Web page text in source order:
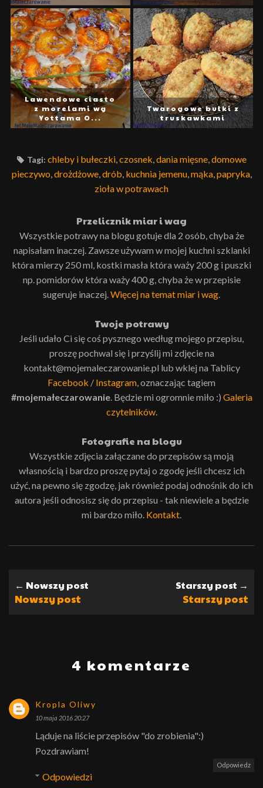
Lawendowe ciasto
z morelami wg
Yottama O...
Twarogowe bułki z
truskawkami
Tagi: chleby i bułeczki,czosnek,dania mięsne,domowe
pieczywo,drożdżowe,drób, kuchnia jemenu,mąka,papryka,
zioła w potrawach
Przelicznik miar i wag
Wszystkie potrawy na blogu gotuje dla 2 osób, chyba że
napisałam inaczej. Zawsze używam w mojej kuchni szklanki
która mierzy 250 ml, kostki masła która waży 200 g i puszki
np. pomidorów która waży 400 g, chyba że w przepisie
sugeruje inaczej.Więcej na temat miar i wag.
Twoje potrawy
Jeśli udało Ci się coś pysznego według mojego przepisu,
proszę pochwal się i przyślij mi zdjęcie na
kontakt@mojemaleczarowanie.pl lub wklej na Tablicy
Facebook / Instagram, oznaczając tagiem
#mojemałeczarowanie. Będzie mi ogromnie miło :) Galeria
czytelników.
Fotografie na blogu
Wszystkie zdjęcia załączane do przepisów są moją
własnością i bardzo proszę pytaj o zgodę jeśli chcesz ich
użyć, na pewno się zgodzę, jak również podaj odnośnik do ich
autora jeśli odnosisz się do przepisu - tak niewiele a będzie
mi bardzo miło. Kontakt.
← Nowszy post
Nowszy post
Starszy post →
Starszy post
4 komentarze
Kropla Oliwy
10 maja 2016 20:27
Ląduje na liście przepisów "do zrobienia":)
Pozdrawiam!
Odpowiedz
Odpowiedzi